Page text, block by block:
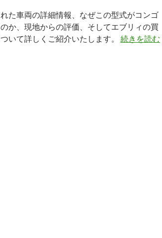
た車両の詳細情報、なぜこの型式がコンゴ
か、現地からの評価、そしてエブリィの買
いて詳しくご紹介いたします。 続きを読む